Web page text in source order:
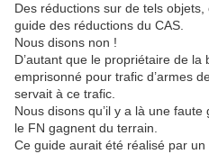
Des réductions sur de tels
guide des réductions du CAS.
Nous disons non !
D’autant que le propriétaire de
emprisonné pour trafic d’armes
servait à ce trafic.
Nous disons qu’il y a là une
le FN gagnent du terrain.
Ce guide aurait été réalisé par